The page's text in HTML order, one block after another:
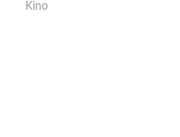
Kino